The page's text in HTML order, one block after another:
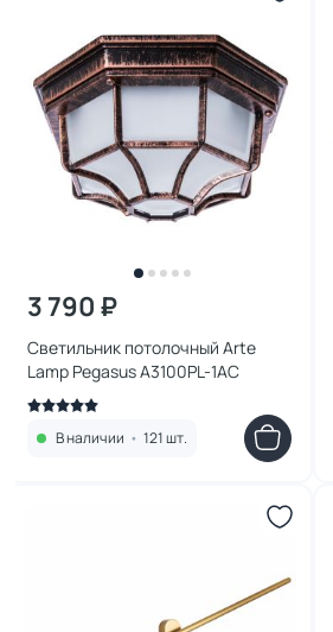
3 790 ₽
Светильник потолочный Arte
Lamp Pegasus A3100PL-1AC
В наличии • 121 шт.